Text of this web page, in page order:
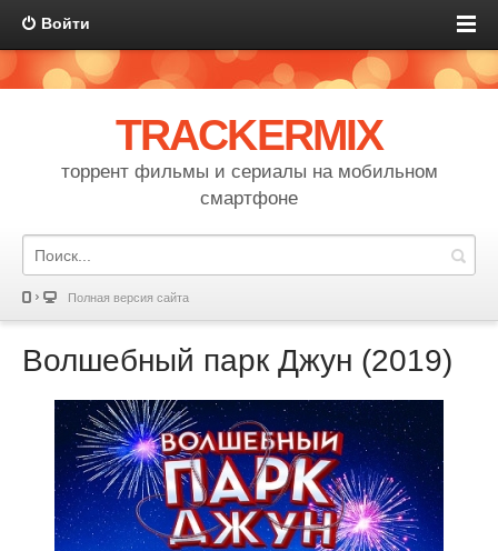
Войти
TRACKERMIX
торрент фильмы и сериалы на мобильном
смартфоне
Полная версия сайта
Волшебный парк Джун (2019)